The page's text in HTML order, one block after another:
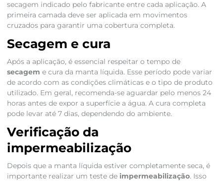
secagem indicado pelo fabricante entre cada aplicação. A
primeira camada deve ser aplicada em movimentos
cruzados para garantir uma cobertura completa.
Secagem e cura
Após a aplicação, é essencial respeitar o tempo de
secagem e cura da manta líquida. Esse período pode variar
de acordo com as condições climáticas e o tipo de produto
utilizado. Em geral, recomenda-se aguardar pelo menos 24
horas antes de expor a superfície a água. A cura completa
pode levar até 7 dias, dependendo do ambiente.
Verificação da
impermeabilização
Depois que a manta líquida estiver completamente seca, é
importante realizar um teste de impermeabilização. Isso